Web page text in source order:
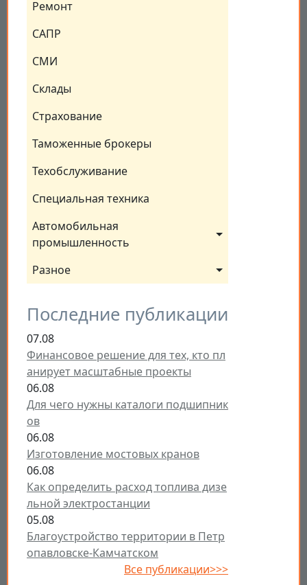
Ремонт
САПР
СМИ
Склады
Страхование
Таможенные брокеры
Техобслуживание
Специальная техника
Автомобильная
промышленность
Разное
Последние публикации
07.08
Финансовое решение для тех, кто пл
анирует масштабные проекты
06.08
Для чего нужны каталоги подшипник
ов
06.08
Изготовление мостовых кранов
06.08
Как определить расход топлива дизе
льной электростанции
05.08
Благоустройство территории в Петр
опавловске-Камчатском
Все публикации>>>